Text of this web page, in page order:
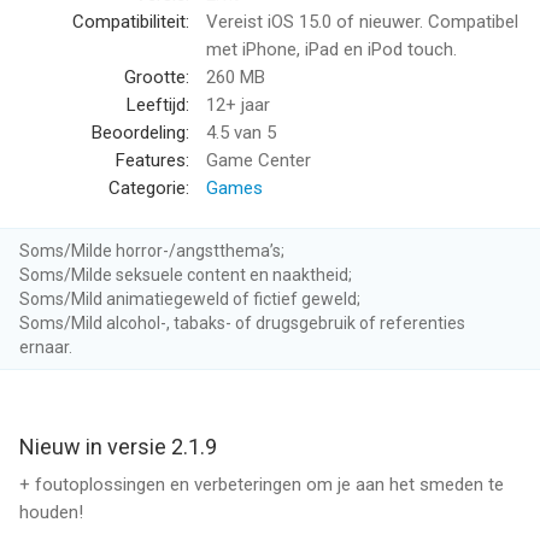
Blade Forge 3D van Kwalee Ltd is een app voor iPhone, iPad en
iPod touch met iOS versie 15.0 of hoger, geschikt bevonden
voor gebruikers met leeftijden vanaf
Informatie voor Blade Forge 3Dis het laatst vergeleken op 7
Compatibiliteit:
Vereist iOS 15.0 of nieuwer. Compatibel
met iPhone, iPad en iPod touch.
Grootte:
260 MB
Leeftijd:
12+ jaar
Beoordeling:
4.5 van 5
Features:
Game Center
Categorie:
Games
Soms/Milde horror-/angstthema’s;
Soms/Milde seksuele content en naaktheid;
Soms/Mild animatiegeweld of fictief geweld;
Soms/Mild alcohol-, tabaks- of drugsgebruik of referenties
ernaar.
Nieuw in versie 2.1.9
+ foutoplossingen en verbeteringen om je aan het smeden te
houden!